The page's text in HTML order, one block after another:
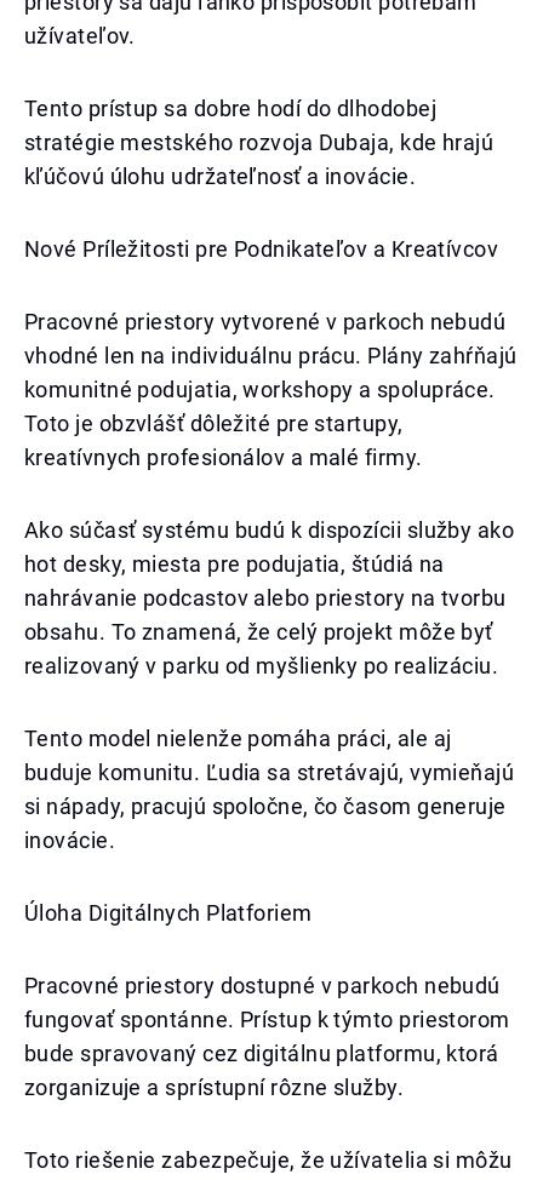
užívateľov.
Tento prístup sa dobre hodí do dlhodobej
stratégie mestského rozvoja Dubaja, kde hrajú
kľúčovú úlohu udržateľnosť a inovácie.
Nové Príležitosti pre Podnikateľov a Kreatívcov
Pracovné priestory vytvorené v parkoch nebudú
vhodné len na individuálnu prácu. Plány zahŕňajú
komunitné podujatia, workshopy a spolupráce.
Toto je obzvlášť dôležité pre startupy,
kreatívnych profesionálov a malé firmy.
Ako súčasť systému budú k dispozícii služby ako
hot desky, miesta pre podujatia, štúdiá na
nahrávanie podcastov alebo priestory na tvorbu
obsahu. To znamená, že celý projekt môže byť
realizovaný v parku od myšlienky po realizáciu.
Tento model nielenže pomáha práci, ale aj
buduje komunitu. Ľudia sa stretávajú, vymieňajú
si nápady, pracujú spoločne, čo časom generuje
inovácie.
Úloha Digitálnych Platforiem
Pracovné priestory dostupné v parkoch nebudú
fungovať spontánne. Prístup k týmto priestorom
bude spravovaný cez digitálnu platformu, ktorá
zorganizuje a sprístupní rôzne služby.
Toto riešenie zabezpečuje, že užívatelia si môžu